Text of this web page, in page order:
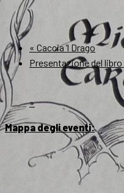
« Caccia ‘l Drago
Presentazione del libro
»
Mappa degli eventi: